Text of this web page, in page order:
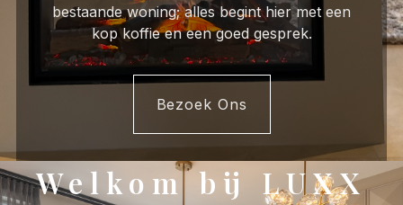
bestaande woning; alles begint hier met een
kop koffie en een goed gesprek.
Bezoek Ons
Welkom bij LUXX